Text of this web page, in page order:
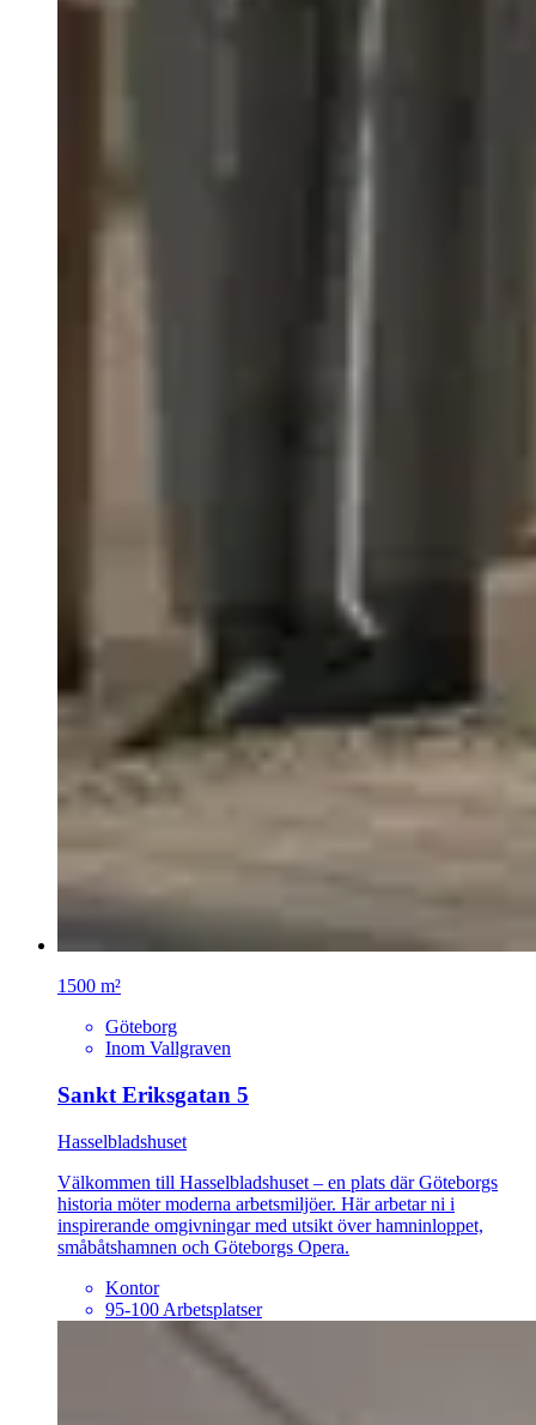
1500 m²
Göteborg
Inom Vallgraven
Sankt Eriksgatan 5
Hasselbladshuset
Välkommen till Hasselbladshuset – en plats där Göteborgs
historia möter moderna arbetsmiljöer. Här arbetar ni i
inspirerande omgivningar med utsikt över hamninloppet,
småbåtshamnen och Göteborgs Opera.
Kontor
95-100 Arbetsplatser